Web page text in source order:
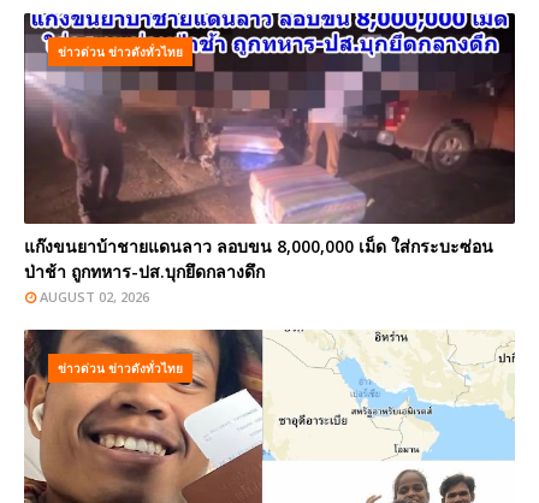
ข่าวด่วน ข่าวดังทั่วไทย
แก๊งขนยาบ้าชายแดนลาว ลอบขน 8,000,000 เม็ด ใส่กระบะซ่อน
ป่าช้า ถูกทหาร-ปส.บุกยึดกลางดึก
AUGUST 02, 2026
ข่าวด่วน ข่าวดังทั่วไทย